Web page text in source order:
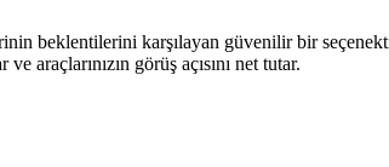
beklentilerini karşılayan güvenilir bir
araçlarınızın görüş açısını net tutar.